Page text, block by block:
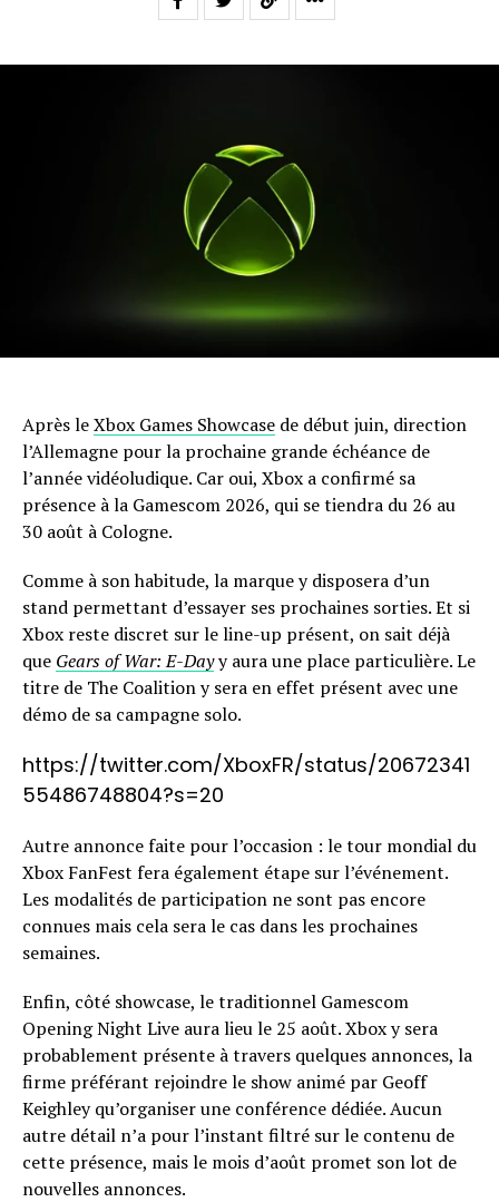
Après leXbox Games Showcase de début juin, direction
l’Allemagne pour la prochaine grande échéance de
l’année vidéoludique. Car oui, Xbox a confirmé sa
présence à la Gamescom 2026, qui se tiendra du 26 au
30 août à Cologne.
Comme à son habitude, la marque y disposera d’un
stand permettant d’essayer ses prochaines sorties. Et si
Xbox reste discret sur le line-up présent, on sait déjà
que Gears of War: E-Dayy aura une place particulière. Le
titre de The Coalition y sera en effet présent avec une
démo de sa campagne solo.
https://twitter.com/XboxFR/status/20672341
55486748804?s=20
Autre annonce faite pour l’occasion : le tour mondial du
Xbox FanFest fera également étape sur l’événement.
Les modalités de participation ne sont pas encore
connues mais cela sera le cas dans les prochaines
semaines.
Enfin, côté showcase, le traditionnel Gamescom
Opening Night Live aura lieu le 25 août. Xbox y sera
probablement présente à travers quelques annonces, la
firme préférant rejoindre le show animé par Geoff
Keighley qu’organiser une conférence dédiée. Aucun
autre détail n’a pour l’instant filtré sur le contenu de
cette présence, mais le mois d’août promet son lot de
nouvelles annonces.